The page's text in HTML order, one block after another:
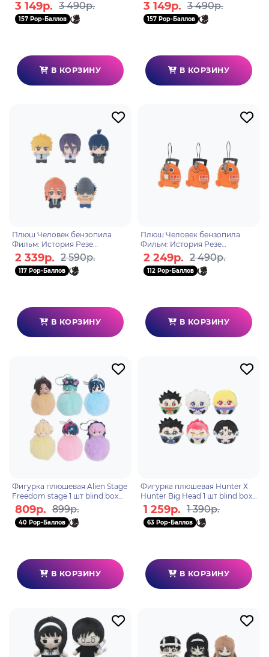
3 149р. 3 490р.
157 Pop-Баллов
В КОРЗИНУ
3 149р. 3 490р.
157 Pop-Баллов
В КОРЗИНУ
Плюш Человек бензопила
Фильм: История Резе
Ассортимент 1шт. 11см.
BP29692P
2 339р. 2 590р.
117 Pop-Баллов
В КОРЗИНУ
Плюш Человек бензопила
Фильм: История Резе
Ассортимент 1шт. Почита 11см.
BP29627P
2 249р. 2 490р.
112 Pop-Баллов
В КОРЗИНУ
Фигурка плюшевая Alien Stage
Freedom stage 1 шт blind box
AET-0036
809р. 899р.
40 Pop-Баллов
В КОРЗИНУ
Фигурка плюшевая Hunter Х
Hunter Big Head 1 шт blind box
N02008
1 259р. 1 390р.
63 Pop-Баллов
В КОРЗИНУ